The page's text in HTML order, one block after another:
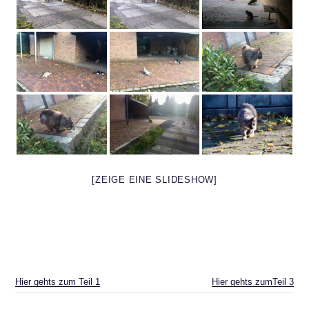
[ZEIGE EINE SLIDESHOW]
Hier gehts zum Teil 1 Hier gehts zumTeil 3